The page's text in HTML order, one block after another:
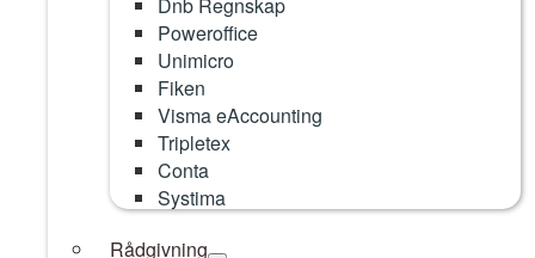
Poweroffice
Unimicro
Fiken
Visma eAccounting
Tripletex
Conta
Systima
Rådgivning